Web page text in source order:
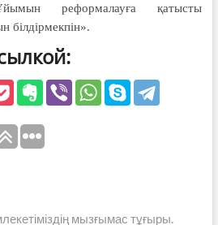
реформалауға қатысты
білдірмекпін».
мызғымас тұғыры.